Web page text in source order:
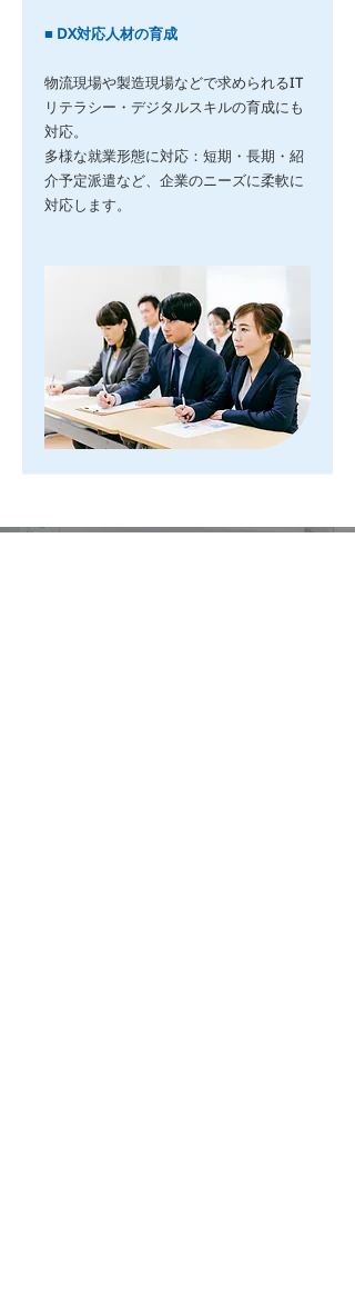
■ DX対応人材の育成
物流現場や製造現場などで求められるIT
リテラシー・デジタルスキルの育成にも
対応。
多様な就業形態に対応：短期・長期・紹
介予定派遣など、企業のニーズに柔軟に
対応します。